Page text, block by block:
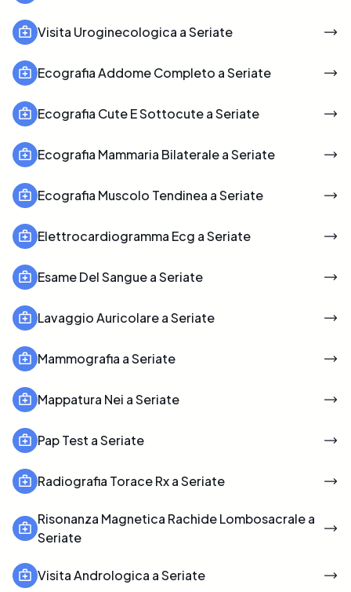
Visita Uroginecologica a Seriate
Ecografia Addome Completo a Seriate
Ecografia Cute E Sottocute a Seriate
Ecografia Mammaria Bilaterale a Seriate
Ecografia Muscolo Tendinea a Seriate
Elettrocardiogramma Ecg a Seriate
Esame Del Sangue a Seriate
Lavaggio Auricolare a Seriate
Mammografia a Seriate
Mappatura Nei a Seriate
Pap Test a Seriate
Radiografia Torace Rx a Seriate
Risonanza Magnetica Rachide Lombosacrale a
Seriate
Visita Andrologica a Seriate